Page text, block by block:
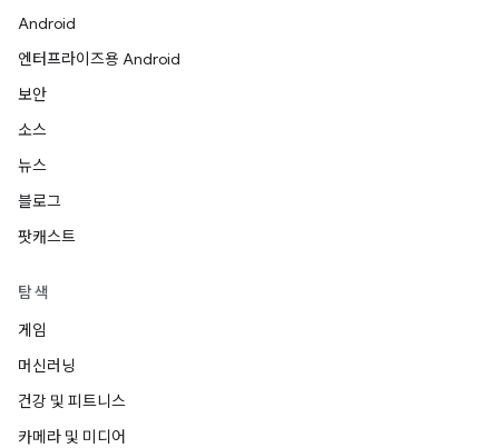
Android
엔터프라이즈용 Android
보안
소스
뉴스
블로그
팟캐스트
탐색
게임
머신러닝
건강 및 피트니스
카메라 및 미디어